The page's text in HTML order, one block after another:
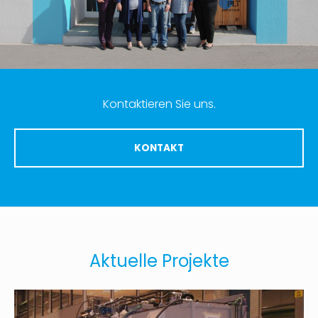
Kontaktieren Sie uns.
KONTAKT
Aktuelle Projekte